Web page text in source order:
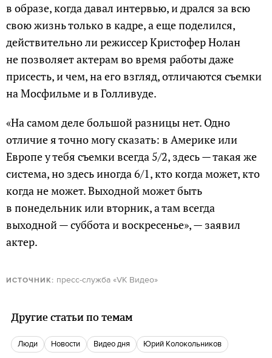
в образе, когда давал интервью, и дрался за всю
свою жизнь только в кадре, а еще поделился,
действительно ли режиссер Кристофер Нолан
не позволяет актерам во время работы даже
присесть, и чем, на его взгляд, отличаются съемки
на Мосфильме и в Голливуде.
«На самом деле большой разницы нет. Одно
отличие я точно могу сказать: в Америке или
Европе у тебя съемки всегда 5/2, здесь — такая же
система, но здесь иногда 6/1, кто когда может, кто
когда не может. Выходной может быть
в понедельник или вторник, а там всегда
выходной — суббота и воскресенье», — заявил
актер.
ИСТОЧНИК: пресс-служба «VK Видео»
Другие статьи по темам
люди новости Видео дня Юрий Колокольников